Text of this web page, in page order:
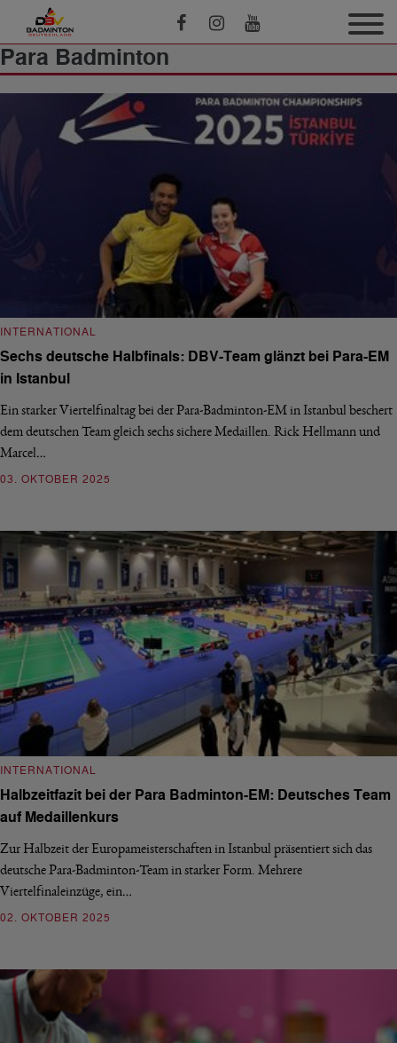
Para Badminton
INTERNATIONAL
Sechs deutsche Halbfinals: DBV-Team glänzt bei Para-EM
in Istanbul
Ein starker Viertelfinaltag bei der Para-Badminton-EM in Istanbul beschert
dem deutschen Team gleich sechs sichere Medaillen. Rick Hellmann und
Marcel…
03. OKTOBER 2025
INTERNATIONAL
Halbzeitfazit bei der Para Badminton-EM: Deutsches Team
auf Medaillenkurs
Zur Halbzeit der Europameisterschaften in Istanbul präsentiert sich das
deutsche Para-Badminton-Team in starker Form. Mehrere
Viertelfinaleinzüge, ein…
02. OKTOBER 2025